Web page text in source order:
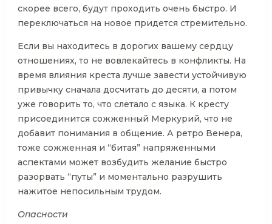
скорее всего, будут проходить очень быстро. И
переключаться на новое придется стремительно.
Если вы находитесь в дорогих вашему сердцу
отношениях, то не вовлекайтесь в конфликты. На
время влияния креста лучше завести устойчивую
привычку сначала досчитать до десяти, а потом
уже говорить то, что слетало с языка. К кресту
присоединится сожженный Меркурий, что не
добавит понимания в общение. А ретро Венера,
тоже сожженная и “битая” напряженными
аспектами может возбудить желание быстро
разорвать “путы” и моментально разрушить
нажитое непосильным трудом.
Опасности